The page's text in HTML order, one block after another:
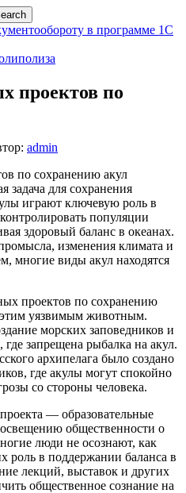
в программе 1С
проектов по
admin
задача для сохранения
играют ключевую роль в
популяции
здоровый баланс в океанах.
изменения климата и
многие виды акул находятся
проектов по сохранению
этим уязвимым животным.
морских заповедников и
запрещена рыбалка на акул.
архипелага было создано
где акулы могут спокойно
со стороны человека.
— образовательные
общественности о
люди не осознают, как
роль в поддержании баланса в
лекций, выставок и других
общественное сознание на